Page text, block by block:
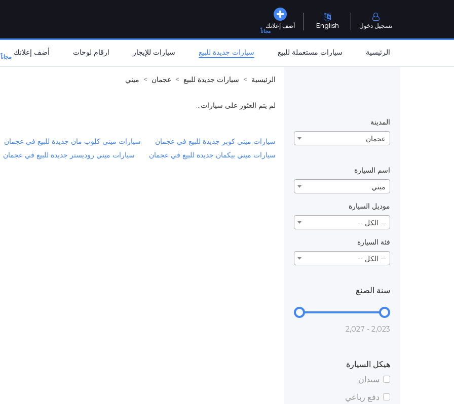
أضف إعلانك
مجاناً
English تسجيل دخول
الرئيسية سيارات مستعملة للبيع سيارات جديدة للبيع سيارات للإيجار ارقام لوحات أضف إعلانك مجاناً
المدينة
عجمان
اسم السيارة
ميني
موديل السيارة
-- الكل --
فئة السيارة
-- الكل --
سنة الصنع
2,023 - 2,027
هيكل السيارة
سيدان
دفع رباعي
الرئيسية سيارات جديدة للبيع عجمان ميني
لم يتم العثور على سيارات...
سيارات ميني كوبر جديدة للبيع في عجمان سيارات ميني كلوب مان جديدة للبيع في عجمان
سيارات ميني بيكمان جديدة للبيع في عجمان
سيارات ميني روديستر جديدة للبيع في عجمان